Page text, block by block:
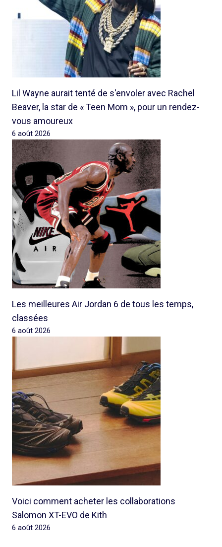
Lil Wayne aurait tenté de s'envoler avec Rachel
Beaver, la star de « Teen Mom », pour un rendez-
vous amoureux
6 août 2026
Les meilleures Air Jordan 6 de tous les temps,
classées
6 août 2026
Voici comment acheter les collaborations
Salomon XT-EVO de Kith
6 août 2026